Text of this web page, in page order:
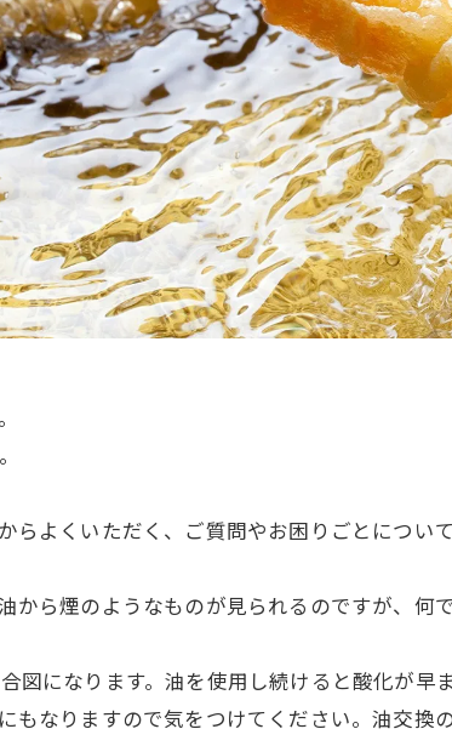
らよくいただく、ご質問やお困りごとについ
から煙のようなものが見られるのですが、何
合図になります。油を使用し続けると酸化が
もなりますので気をつけてください。油交換